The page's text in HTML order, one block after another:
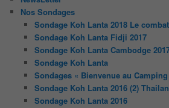
Nos Sondages
Sondage Koh Lanta 2018 Le
Sondage Koh Lanta Fidji 2017
Sondage Koh Lanta Cambodge
Sondage Koh Lanta
Sondages « Bienvenue au Camping
Sondage Koh Lanta 2016 (2)
Sondage Koh Lanta 2016